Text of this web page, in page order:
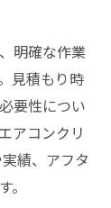
明確な作業
見積もり時
要性につい
アコンクリ
績、アフタ